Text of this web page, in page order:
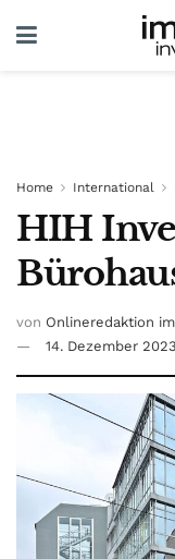
Home International
HIH
von Onlineredaktion
14. Dezember 2023